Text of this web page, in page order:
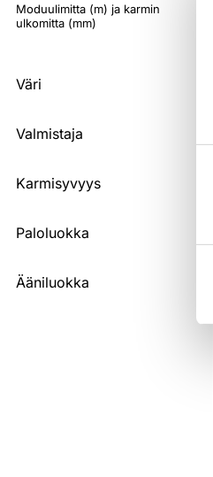
Moduulimitta (m) ja karmin
ulkomitta (mm)
Väri
Valmistaja
Karmisyvyys
Paloluokka
Ääniluokka